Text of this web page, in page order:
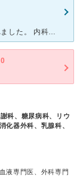
急性腹膜炎になり、救急車で市民病院に搬送されました。 内科の河野先生(漢字が違うかもしれませんが)が対応してくださいました。とてもいい先生で、そのまましばらく入院になりましたが、ほぼ毎日病室に来
科、糖尿病科、リウ
化器外科、乳腺科、
液専門医、外科専門